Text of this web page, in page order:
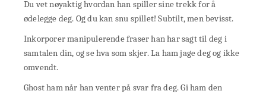
Du vet nøyaktig hvordan han spiller sine trekk for å
ødelegge deg. Og du kan snu spillet! Subtilt, men bevisst.
Inkorporer manipulerende fraser han har sagt til deg i
samtalen din, og se hva som skjer. La ham jage deg og ikke
omvendt.
Ghost ham når han venter på svar fra deg. Gi ham den